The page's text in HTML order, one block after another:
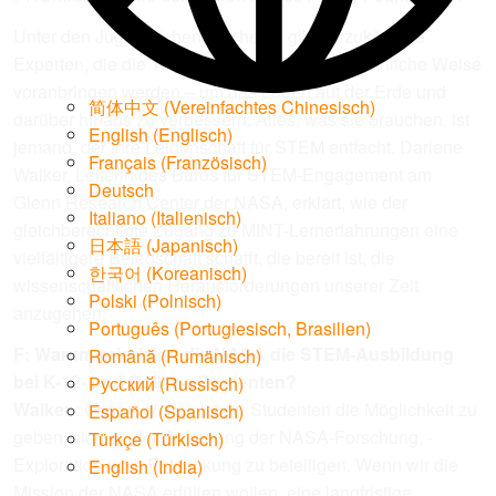
简体中文 (Vereinfachtes Chinesisch)
English (Englisch)
Français (Französisch)
Deutsch
Italiano (Italienisch)
日本語 (Japanisch)
한국어 (Koreanisch)
Polski (Polnisch)
Português (Portugiesisch, Brasilien)
Română (Rumänisch)
Русский (Russisch)
Español (Spanisch)
Türkçe (Türkisch)
English (India)
Unter den Jugendlichen von heute gibt es zukünftige
Experten, die die Technologie auf außergewöhnliche Weise
voranbringen werden – um das Leben auf der Erde und
darüber hinaus zu verbessern. Alles, was sie brauchen, ist
jemand, der ihre Leidenschaft für STEM entfacht. Darlene
Walker, Leiterin des Büros für STEM-Engagement am
Glenn Research Center der NASA, erklärt, wie der
gleichberechtigte Zugang zu MINT-Lernerfahrungen eine
vielfältigere Belegschaft schafft, die bereit ist, die
wissenschaftlichen Herausforderungen unserer Zeit
anzugehen.
F: Warum priorisiert die NASA die STEM-Ausbildung
bei K-12- und College-Studenten?
Walker: Unsere Vision ist es, Studenten die Möglichkeit zu
geben, sich an der Aufregung der NASA-Forschung, -
Exploration und -Entdeckung zu beteiligen. Wenn wir die